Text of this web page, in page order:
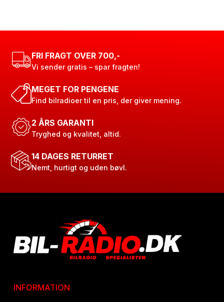
FRI FRAGT OVER 700,-
Vi sender gratis – spar fragten!
MEGET FOR PENGENE
Find bilradioer til en pris, der giver mening.
2 ÅRS GARANTI
Tryghed og kvalitet, altid.
14 DAGES RETURRET
Nemt, hurtigt og uden bøvl.
INFORMATION